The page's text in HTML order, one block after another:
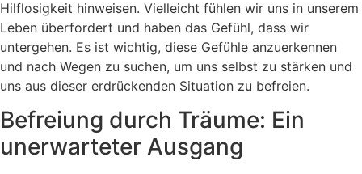
Hilflosigkeit hinweisen. Vielleicht fühlen wir uns in unserem
Leben überfordert und haben das Gefühl, dass wir
untergehen. Es ist wichtig, diese Gefühle anzuerkennen
und nach Wegen zu suchen, um uns selbst zu stärken und
uns aus dieser erdrückenden Situation zu befreien.
Befreiung durch Träume: Ein
unerwarteter Ausgang